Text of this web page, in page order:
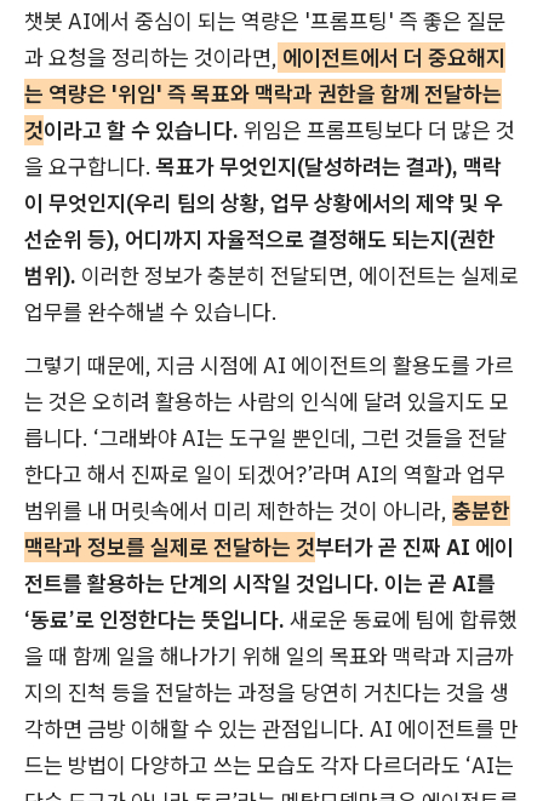
챗봇 AI에서 중심이 되는 역량은 '프롬프팅' 즉 좋은 질문
과 요청을 정리하는 것이라면, 에이전트에서 더 중요해지
는 역량은 '위임' 즉 목표와 맥락과 권한을 함께 전달하는
것이라고 할 수 있습니다. 위임은 프롬프팅보다 더 많은 것
을 요구합니다.목표가 무엇인지(달성하려는 결과), 맥락
이 무엇인지(우리 팀의 상황, 업무 상황에서의 제약 및 우
선순위 등), 어디까지 자율적으로 결정해도 되는지(권한
범위). 이러한 정보가 충분히 전달되면, 에이전트는 실제로
업무를 완수해낼 수 있습니다.
그렇기 때문에, 지금 시점에 AI 에이전트의 활용도를 가르
는 것은 오히려 활용하는 사람의 인식에 달려 있을지도 모
릅니다. ‘그래봐야 AI는 도구일 뿐인데, 그런 것들을 전달
한다고 해서 진짜로 일이 되겠어?’라며 AI의 역할과 업무
범위를 내 머릿속에서 미리 제한하는 것이 아니라, 충분한
맥락과 정보를 실제로 전달하는 것부터가 곧 진짜 AI 에이
전트를 활용하는 단계의 시작일 것입니다. 이는 곧 AI를
‘동료’로 인정한다는 뜻입니다. 새로운 동료에 팀에 합류했
을 때 함께 일을 해나가기 위해 일의 목표와 맥락과 지금까
지의 진척 등을 전달하는 과정을 당연히 거친다는 것을 생
각하면 금방 이해할 수 있는 관점입니다. AI 에이전트를 만
드는 방법이 다양하고 쓰는 모습도 각자 다르더라도 ‘AI는